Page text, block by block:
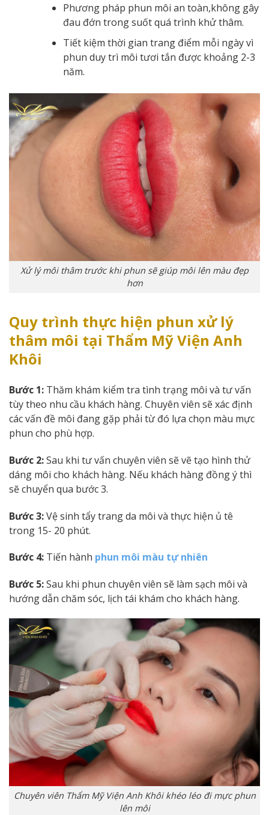
Phương pháp phun môi an toàn,không gây
đau đớn trong suốt quá trình khử thâm.
Tiết kiệm thời gian trang điểm mỗi ngày vì
phun duy trì môi tươi tắn được khoảng 2-3
năm.
Xử lý môi thâm trước khi phun sẽ giúp môi lên màu đẹp
hơn
Quy trình thực hiện phun xử lý
thâm môi tại Thẩm Mỹ Viện Anh
Khôi
Bước 1: Thăm khám kiểm tra tình trạng môi và tư vấn
tùy theo nhu cầu khách hàng. Chuyên viên sẽ xác định
các vấn đề môi đang gặp phải từ đó lựa chọn màu mực
phun cho phù hợp.
Bước 2:Sau khi tư vấn chuyên viên sẽ vẽ tạo hình thử
dáng môi cho khách hàng. Nếu khách hàng đồng ý thì
sẽ chuyển qua bước 3.
Bước 3:Vệ sinh tẩy trang da môi và thực hiện ủ tê
trong 15- 20 phút.
Bước 4: Tiến hành phun môi màu tự nhiên
Bước 5:Sau khi phun chuyên viên sẽ làm sạch môi và
hướng dẫn chăm sóc, lịch tái khám cho khách hàng.
Chuyên viên Thẩm Mỹ Viện Anh Khôi khéo léo đi mực phun
lên môi